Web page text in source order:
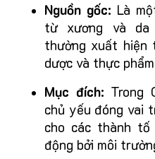
Nguồn gốc: Là
từ xương và da
thường xuất hiện
dược và thực
Mục đích: Trong
chủ yếu đóng vai
cho các thành
động bởi môi